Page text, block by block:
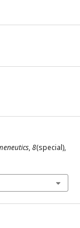
,8(special),